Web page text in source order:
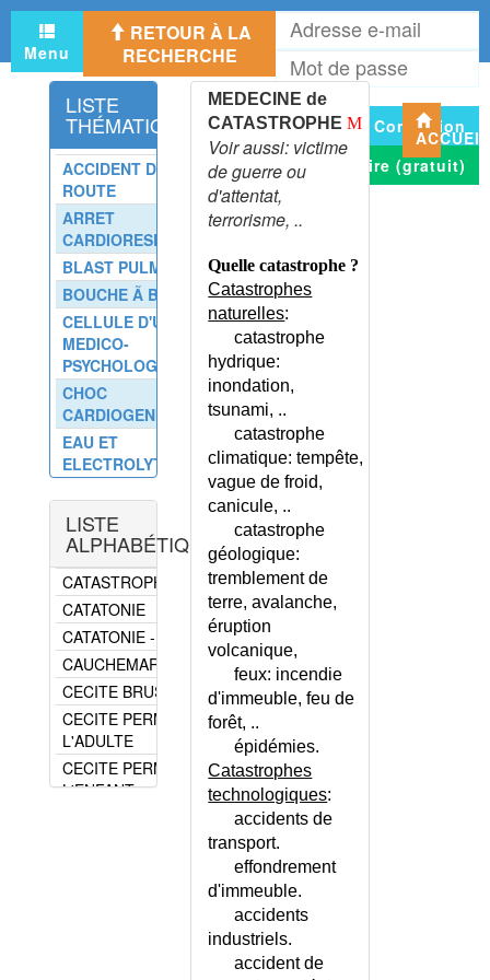
Menu
RETOUR À LA
RECHERCHE
Connexion
S'inscrire (gratuit)
LISTE
THÉMATIQUE
ACCIDENT DE LA
ROUTE
ARRET
CARDIORESPIRATOIRE
BLAST PULMONAIRE
BOUCHE Ã BOUCHE
CELLULE D'URGENCE
MEDICO-
PSYCHOLOGIQUE
CHOC
CARDIOGENIQUE
EAU ET
ELECTROLYTES
(SYNDROME D')
INTOXICATION AIGUE
PAR L'OXYDE DE
CARBONE
MASSAGE CARDIAQUE
EXTERNE
NOYADE
PERFUSION
INTRAVEINEUSE
PNEUMOTHORAX
SECOURISME -
CONSEILS
LISTE
ALPHABÉTIQUE
CANCER DU TESTICULE
CANCER DU VAGIN
CANCER ORL
CANCER VERTEBRAL
CANDIDOSE BUCCALE
CANDIDOSES
CAPILLAROSCOPIE
CARCINOIDOSE INTESTINALE
CARDIOLOGIE - LISTE
CARDIOMYOPATHIES
CARDIOPATHIES
CONGENITALES
CARDIOPATHIES
HEREDITAIRES
CARENCE MARTIALE
CARENCE MARTIALE - CYCLE
DU FER
CARIE DENTAIRE
CARNET DE SANTE
CARYOTYPE ANORMAL
CATARACTE
CATASTROPHE (MÉDECINE DE)
CATATONIE
CATATONIE - ECHELLE
CAUCHEMARS
CECITE BRUSQUE
CECITE PERMANENTE DE
L'ADULTE
CECITE PERMANENTE DE
L'ENFANT
CECITE TRANSITOIRE
MEDICO-PSYCHOLOGIQUE
CENTRES DE REFERENCE DES
MEDECINE de
CATASTROPHE M
Voir aussi: victime
de guerre ou
d'attentat,
terrorisme, ..
Quelle catastrophe ?
Catastrophes
naturelles:
catastrophe
hydrique:
inondation,
tsunami, ..
catastrophe
climatique: tempête,
vague de froid,
canicule, ..
catastrophe
géologique:
tremblement de
terre, avalanche,
éruption
volcanique,
feux: incendie
d'immeuble, feu de
forêt, ..
épidémies.
Catastrophes
technologiques:
accidents de
transport.
effondrement
d'immeuble.
accidents
industriels.
accident de